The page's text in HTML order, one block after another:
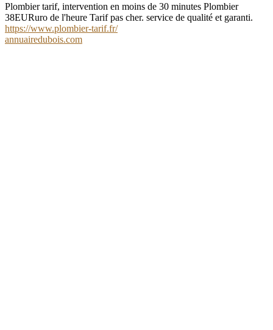
Plombier tarif, intervention en moins de 30 minutes Plombier
38EURuro de l'heure Tarif pas cher. service de qualité et garanti.
https://www.plombier-tarif.fr/
annuairedubois.com